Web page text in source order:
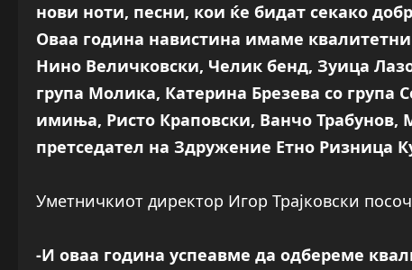
нови ноти, песни, кои ќе бидат секако
Оваа година навистина имаме
Нино Величковски, Челик бенд, Зуица
група Молика, Катерина Брезева со
имиња, Ристо Краповски, Ванчо Трабунов,
претседател на Здружение Етно Ризница
Уметничкиот директор Игор Трајковски
-И оваа година успеавме да одбереме